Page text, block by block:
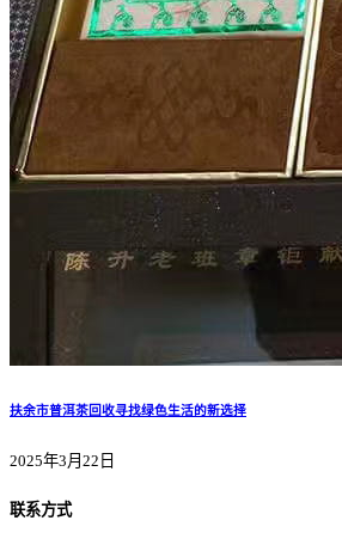
扶余市普洱茶回收寻找绿色生活的新选择
2025年3月22日
联系方式